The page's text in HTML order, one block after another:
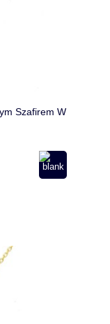
Szafirem W